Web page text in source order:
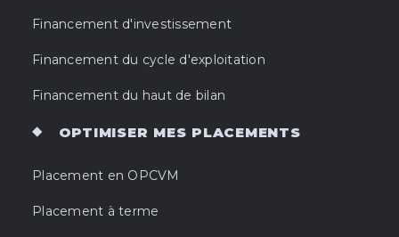
Financement d'investissement
Financement du cycle d'exploitation
Financement du haut de bilan
OPTIMISER MES PLACEMENTS
Placement en OPCVM
Placement à terme